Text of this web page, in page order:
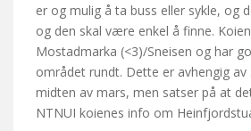
er og mulig å ta buss eller sykle, og
og den skal være enkel å finne.
Mostadmarka (<3)/Sneisen og har
området rundt. Dette er avhengig
midten av mars, men satser på at
NTNUI koienes info om